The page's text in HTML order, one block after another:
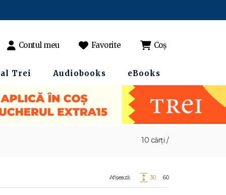
Contul meu Favorite Coș
Trei Audiobooks eBooks
10 cărți /
Afișează: 30 60